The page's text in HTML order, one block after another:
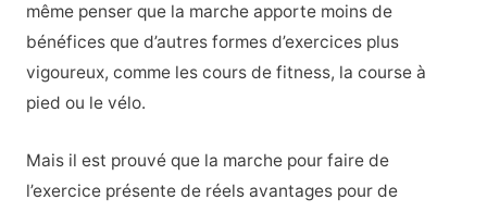
même penser que la marche apporte moins de
bénéfices que d’autres formes d’exercices plus
vigoureux, comme les cours de fitness, la course à
pied ou le vélo.
Mais il est prouvé que la marche pour faire de
l’exercice présente de réels avantages pour de